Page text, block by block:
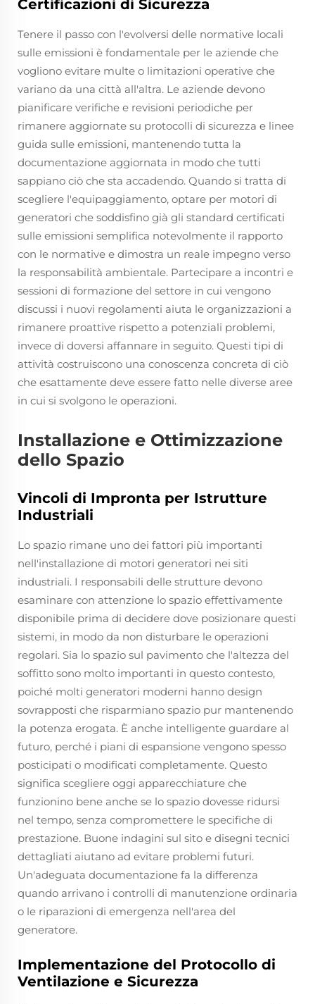
Certificazioni di Sicurezza
Tenere il passo con l'evolversi delle normative locali
sulle emissioni è fondamentale per le aziende che
vogliono evitare multe o limitazioni operative che
variano da una città all'altra. Le aziende devono
pianificare verifiche e revisioni periodiche per
rimanere aggiornate su protocolli di sicurezza e linee
guida sulle emissioni, mantenendo tutta la
documentazione aggiornata in modo che tutti
sappiano ciò che sta accadendo. Quando si tratta di
scegliere l'equipaggiamento, optare per motori di
generatori che soddisfino già gli standard certificati
sulle emissioni semplifica notevolmente il rapporto
con le normative e dimostra un reale impegno verso
la responsabilità ambientale. Partecipare a incontri e
sessioni di formazione del settore in cui vengono
discussi i nuovi regolamenti aiuta le organizzazioni a
rimanere proattive rispetto a potenziali problemi,
invece di doversi affannare in seguito. Questi tipi di
attività costruiscono una conoscenza concreta di ciò
che esattamente deve essere fatto nelle diverse aree
in cui si svolgono le operazioni.
Installazione e Ottimizzazione
dello Spazio
Vincoli di Impronta per Istrutture
Industriali
Lo spazio rimane uno dei fattori più importanti
nell'installazione di motori generatori nei siti
industriali. I responsabili delle strutture devono
esaminare con attenzione lo spazio effettivamente
disponibile prima di decidere dove posizionare questi
sistemi, in modo da non disturbare le operazioni
regolari. Sia lo spazio sul pavimento che l'altezza del
soffitto sono molto importanti in questo contesto,
poiché molti generatori moderni hanno design
sovrapposti che risparmiano spazio pur mantenendo
la potenza erogata. È anche intelligente guardare al
futuro, perché i piani di espansione vengono spesso
posticipati o modificati completamente. Questo
significa scegliere oggi apparecchiature che
funzionino bene anche se lo spazio dovesse ridursi
nel tempo, senza compromettere le specifiche di
prestazione. Buone indagini sul sito e disegni tecnici
dettagliati aiutano ad evitare problemi futuri.
Un'adeguata documentazione fa la differenza
quando arrivano i controlli di manutenzione ordinaria
o le riparazioni di emergenza nell'area del
generatore.
Implementazione del Protocollo di
Ventilazione e Sicurezza